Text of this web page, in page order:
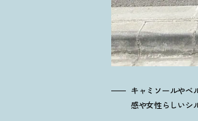
キャミソールやベ
感や女性らしいシ